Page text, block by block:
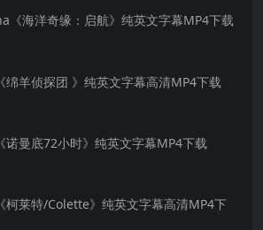
《海洋奇缘：启航》纯英文字幕MP4下载
绵羊侦探团 》纯英文字幕高清MP4下载
诺曼底72小时》纯英文字幕MP4下载
柯莱特/Colette》纯英文字幕高清MP4下